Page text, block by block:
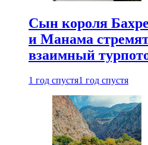
Сын короля
и Манама
взаимный
1 год спустя1 год спустя